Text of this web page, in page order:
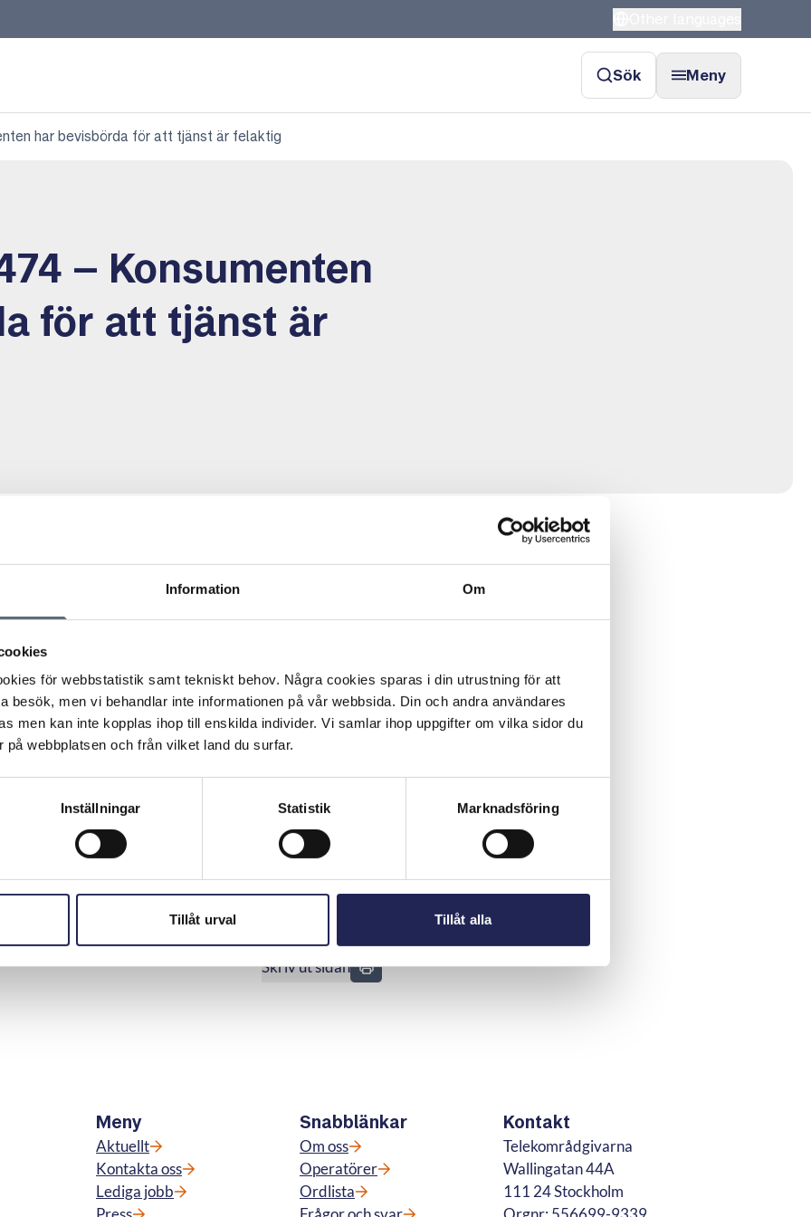
Information Om
för webbstatistik samt tekniskt behov. Några cookies sparas i din utrustning för att
besök, men vi behandlar inte informationen på vår webbsida. Din och andra användares
men kan inte kopplas ihop till enskilda individer. Vi samlar ihop uppgifter om vilka sidor du
på webbplatsen och från vilket land du surfar.
Inställningar Statistik Marknadsföring
Tillåt urval Tillåt alla
Sök Meny
har bevisbörda för att tjänst är felaktig
– Konsumenten
för att tjänst är
men hastigheten var dålig. Konsumenten gjorde
om att hastigheten skulle bli bättre. Det blev inte
till konsumenten med 600 kronor. Konsumenten
bolaget borde betalas tillbaka, och ersättning för
täckningsgaranti på 14 dagar. Konsumenten skulle få
tjänsten. I avtalsvillkoren framgick att
max 16 Mbit/sek. När konsumenten reklamerade
visa något fel på tjänsten. Bolaget lät ändå
motsvarande 3 månadsavgifter.
som har bevisbördan för att tjänsten är felaktig
är fallet. Konsumenten har inte kunnat bevisa att löfte
avtalet har lämnats. Det ansågs därför inte bevisat att
därför inte någon ersättning.
Skriv ut sidan
Meny
Aktuellt
Kontakta oss
Lediga jobb
Snabblänkar
Om oss
Operatörer
Ordlista
Kontakt
Telekområdgivarna
Wallingatan 44A
111 24 Stockholm